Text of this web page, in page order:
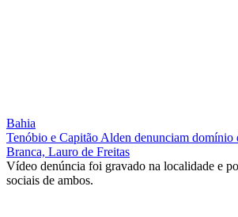
Bahia
Tenóbio e Capitão Alden denunciam domínio
Branca, Lauro de Freitas
Vídeo denúncia foi gravado na localidade e
sociais de ambos.